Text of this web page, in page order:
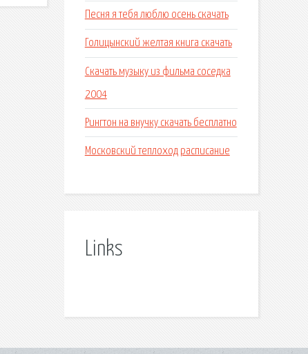
Песня я тебя люблю осень скачать
Голицынский желтая книга скачать
Скачать музыку из фильма соседка
2004
Рингтон на внучку скачать бесплатно
Московский теплоход расписание
Links